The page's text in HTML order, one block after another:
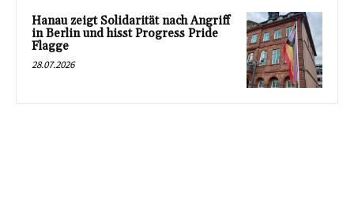
Hanau zeigt Solidarität nach Angriff
in Berlin und hisst Progress Pride
Flagge
28.07.2026